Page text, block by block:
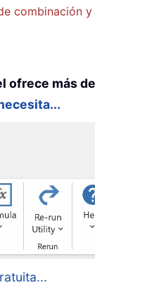
combinación y
ofrece más de